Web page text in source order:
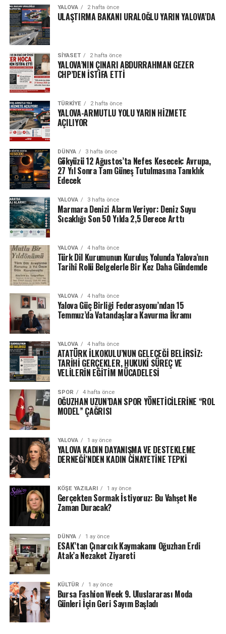
YALOVA 2 hafta önce
ULAŞTIRMA BAKANI URALOĞLU YARIN YALOVA’DA
SIYASET 2 hafta önce
YALOVA’NIN ÇINARI ABDURRAHMAN GEZER
CHP’DEN İSTİFA ETTİ
TÜRKIYE 2 hafta önce
YALOVA-ARMUTLU YOLU YARIN HİZMETE
AÇILIYOR
DÜNYA 3 hafta önce
Gökyüzü 12 Ağustos’ta Nefes Kesecek: Avrupa,
27 Yıl Sonra Tam Güneş Tutulmasına Tanıklık
Edecek
YALOVA 3 hafta önce
Marmara Denizi Alarm Veriyor: Deniz Suyu
Sıcaklığı Son 50 Yılda 2,5 Derece Arttı
YALOVA 4 hafta önce
Türk Dil Kurumunun Kuruluş Yolunda Yalova’nın
Tarihî Rolü Belgelerle Bir Kez Daha Gündemde
YALOVA 4 hafta önce
Yalova Güç Birliği Federasyonu’ndan 15
Temmuz’da Vatandaşlara Kavurma İkramı
YALOVA 4 hafta önce
ATATÜRK İLKOKULU’NUN GELECEĞİ BELİRSİZ:
TARİHİ GERÇEKLER, HUKUKİ SÜREÇ VE
VELİLERİN EĞİTİM MÜCADELESİ
SPOR 4 hafta önce
OĞUZHAN UZUN’DAN SPOR YÖNETİCİLERİNE “ROL
MODEL” ÇAĞRISI
YALOVA 1 ay önce
YALOVA KADIN DAYANIŞMA VE DESTEKLEME
DERNEĞİ’NDEN KADIN CİNAYETİNE TEPKİ
KÖŞE YAZILARI 1 ay önce
Gerçekten Sormak İstiyoruz: Bu Vahşet Ne
Zaman Duracak?
DÜNYA 1 ay önce
ESAK’tan Çınarcık Kaymakamı Oğuzhan Erdi
Atak’a Nezaket Ziyareti
KÜLTÜR 1 ay önce
Bursa Fashion Week 9. Uluslararası Moda
Günleri İçin Geri Sayım Başladı